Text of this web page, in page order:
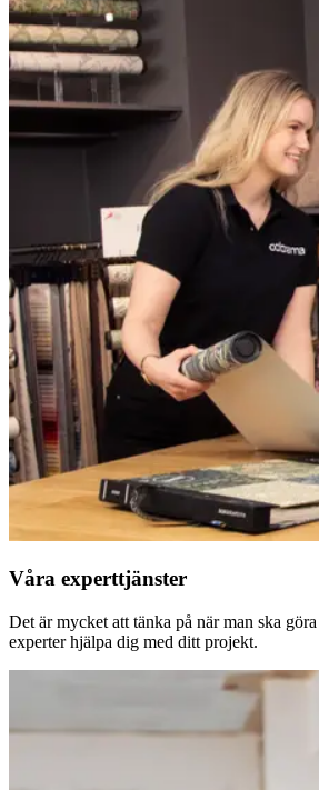
Våra experttjänster
Det är mycket att tänka på när man ska
experter hjälpa dig med ditt projekt.